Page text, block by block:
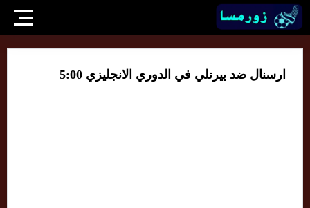
ارسنال ضد بيرنلي في الدوري الانجليزي 5:00